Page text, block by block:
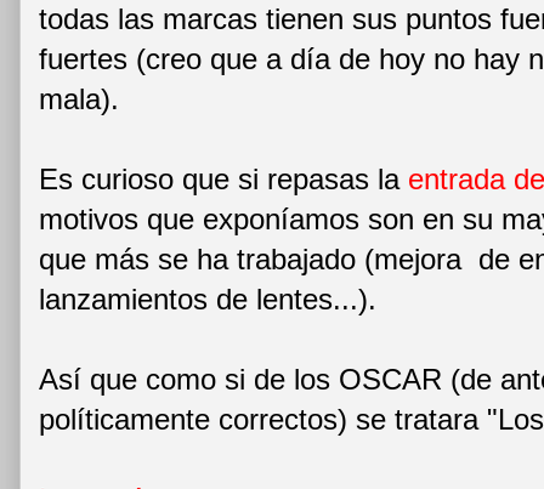
todas las marcas tienen sus puntos
fuertes (creo que a día de hoy no hay
mala).
Es curioso que si repasas la entrada
motivos que exponíamos son en su
que más se ha trabajado (mejora de
lanzamientos de lentes...).
Así que como si de los OSCAR (de
políticamente correctos) se tratara